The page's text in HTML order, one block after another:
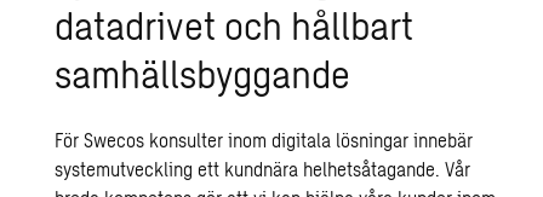
datadrivet och hållbart
samhällsbyggande
För Swecos konsulter inom digitala lösningar innebär
systemutveckling ett kundnära helhetsåtagande. Vår